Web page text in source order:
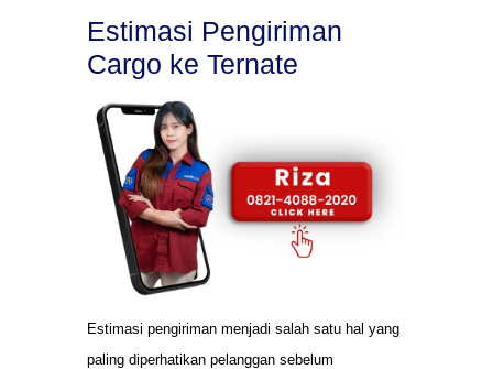
Estimasi Pengiriman
Cargo ke Ternate
Estimasi pengiriman menjadi salah satu hal yang
paling diperhatikan pelanggan sebelum